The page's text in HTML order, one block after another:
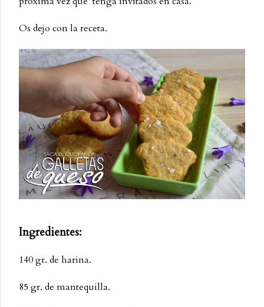
Os dejo con la receta.
Ingredientes:
140 gr. de harina.
85 gr. de mantequilla.